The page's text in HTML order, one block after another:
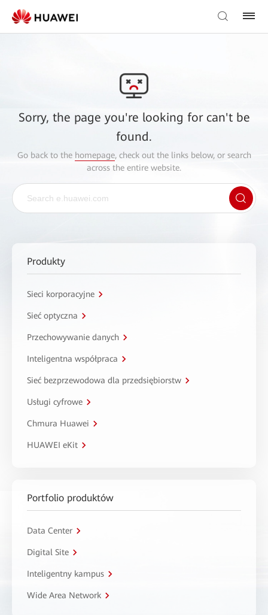
Sorry, the page you're looking for can't be
found.
Go back to the homepage, check out the links below, or search
across the entire website.
Produkty
Sieci korporacyjne
Sieć optyczna
Przechowywanie danych
Inteligentna współpraca
Sieć bezprzewodowa dla przedsiębiorstw
Usługi cyfrowe
Chmura Huawei
HUAWEI eKit
Portfolio produktów
Data Center
Digital Site
Inteligentny kampus
Wide Area Network